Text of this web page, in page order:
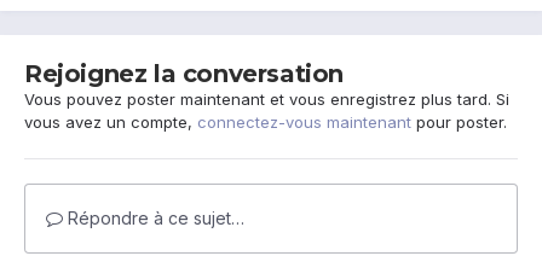
Rejoignez la conversation
Vous pouvez poster maintenant et vous enregistrez plus tard. Si
vous avez un compte, connectez-vous maintenant pour poster.
Répondre à ce sujet…